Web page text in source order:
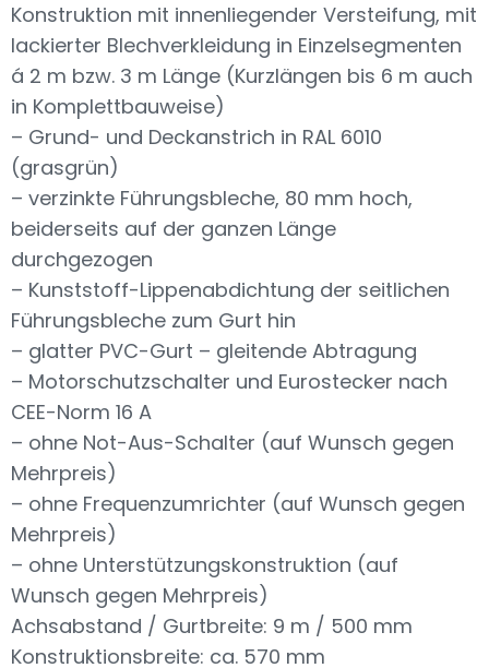
Konstruktion mit innenliegender Versteifung, mit
lackierter Blechverkleidung in Einzelsegmenten
á 2 m bzw. 3 m Länge (Kurzlängen bis 6 m auch
in Komplettbauweise)
– Grund- und Deckanstrich in RAL 6010
(grasgrün)
– verzinkte Führungsbleche, 80 mm hoch,
beiderseits auf der ganzen Länge
durchgezogen
– Kunststoff-Lippenabdichtung der seitlichen
Führungsbleche zum Gurt hin
– glatter PVC-Gurt – gleitende Abtragung
– Motorschutzschalter und Eurostecker nach
CEE-Norm 16 A
– ohne Not-Aus-Schalter (auf Wunsch gegen
Mehrpreis)
– ohne Frequenzumrichter (auf Wunsch gegen
Mehrpreis)
– ohne Unterstützungskonstruktion (auf
Wunsch gegen Mehrpreis)
Achsabstand / Gurtbreite: 9 m / 500 mm
Konstruktionsbreite: ca. 570 mm